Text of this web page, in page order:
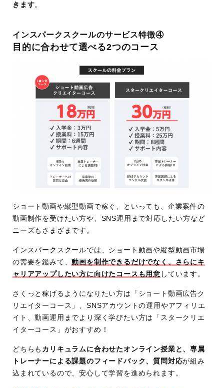
きます。
インスパークスクールのサービス特徴④
目的に合わせて選べる2つのコース
ショート動画や縦型動画で稼ぐ、といっても、企業案件の
動画制作を受けたい方や、SNS運用まで対応したい方など
ニーズもさまざまです。
インスパークスクールでは、ショート動画や縦型動画市場
の需要を鑑みて、動画を制作できるだけでなく、さらにキ
ャリアアップしたい方に向けたコースも用意 しています。
さくっと稼げるようになりたい方は「ショート動画広告ク
リエイターコース」、SNSアカウントの運用やアフィリエ
イト、動画運用までより深く学びたい方は「スタークリエ
イターコース」がおすすめ！
どちらも カリキュラムに合わせたオンライン授業と、専属
トレーナーによる課題のフィードバック、質問対応が組み
込まれているので、安心して学習を進められます。